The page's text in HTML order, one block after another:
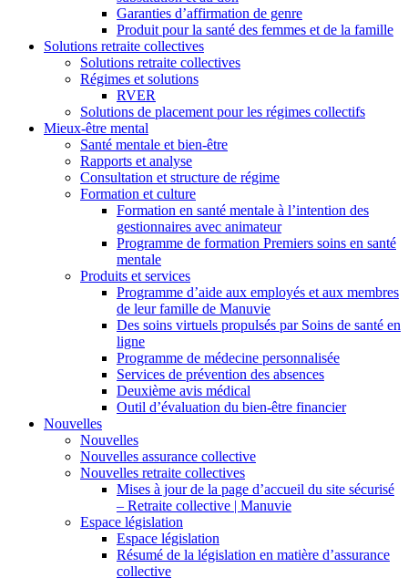
Garanties d’affirmation de genre
Produit pour la santé des femmes et de la famille
Solutions retraite collectives
Solutions retraite collectives
Régimes et solutions
RVER
Solutions de placement pour les régimes collectifs
Mieux-être mental
Santé mentale et bien-être
Rapports et analyse
Consultation et structure de régime
Formation et culture
Formation en santé mentale à l’intention des
gestionnaires avec animateur
Programme de formation Premiers soins en santé
mentale
Produits et services
Programme d’aide aux employés et aux membres
de leur famille de Manuvie
Des soins virtuels propulsés par Soins de santé en
ligne
Programme de médecine personnalisée
Services de prévention des absences
Deuxième avis médical
Outil d’évaluation du bien-être financier
Nouvelles
Nouvelles
Nouvelles assurance collective
Nouvelles retraite collectives
Mises à jour de la page d’accueil du site sécurisé
– Retraite collective | Manuvie
Espace législation
Espace législation
Résumé de la législation en matière d’assurance
collective